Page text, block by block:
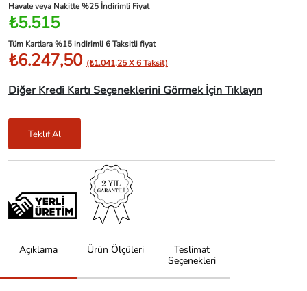
Havale veya Nakitte %25 İndirimli Fiyat
₺5.515
Tüm Kartlara %15 indirimli 6 Taksitli fiyat
₺6.247,50 (₺1.041,25 X 6 Taksit)
Diğer Kredi Kartı Seçeneklerini Görmek İçin Tıklayın
Teklif Al
Açıklama Ürün Ölçüleri
Teslimat
Seçenekleri